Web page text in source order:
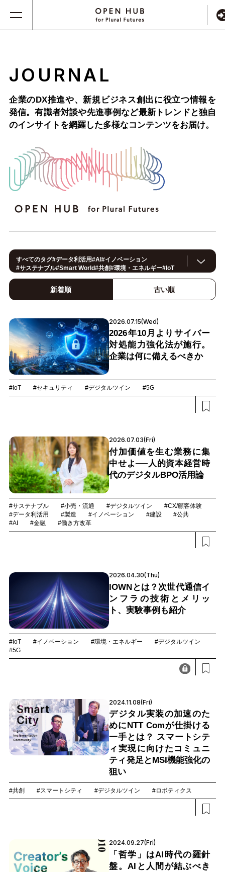
JOURNAL
企業のDX推進や、新規ビジネス創出に役立つ情報を
発信。有識者対談や先進事例など最新トレンドと独自
のインサイトを網羅した多様なコンテンツをお届け。
すべてのタグ#データ利活用#AI#イノベーション
#サステナブル#Smart World#共創#環境・エネルギー#IoT
CX/顧客体験# OPEN HUB
ロボティクス
公共#メタバース
法規制
#スマートファクトリー#小売・流通#建設#金融
#デジタルツイン
#カーボンニュートラル
新着順 古い順
2026.07.15(Wed)
2026年10月よりサイバー
対処能力強化法が施行。
企業は何に備えるべきか
#IoT #セキュリティ #デジタルツイン #5G
2026.07.03(Fri)
付加価値を生む業務に集
中せよ──人的資本経営時
代のデジタルBPO活用論
#サステナブル #小売・流通 #デジタルツイン
#CX/顧客体験
#データ利活用
#製造 #イノベーション #建設
#公共
#AI
#金融 #働き方改革
2026.04.30(Thu)
IOWNとは？次世代通信イ
ンフラの技術とメリッ
ト、実験事例も紹介
#IoT #イノベーション #環境・エネルギー
#デジタルツイン
#5G
2024.11.08(Fri)
デジタル実装の加速のた
めにNTT Comが仕掛ける
一手とは？ スマートシテ
ィ実現に向けたコミュニ
ティ発足とMSI機能強化の
狙い
#共創 #スマートシティ #デジタルツイン #ロボティクス
2024.09.27(Fri)
「哲学」はAI時代の羅針
盤。AIと人間が結ぶべき